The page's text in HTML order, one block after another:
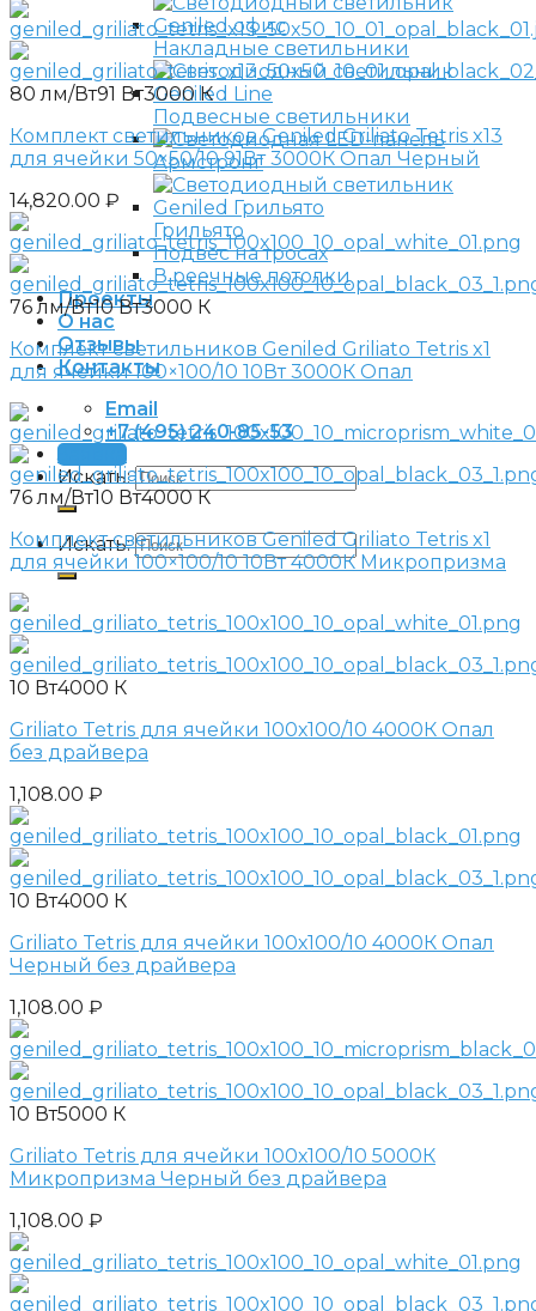
Накладные светильники
Подвесные светильники
Армстронг
Грильято
Подвес на тросах
В реечные потолки
Проекты
О нас
Отзывы
Контакты
Email
+7 (495) 240-85-53
Заявка
Искать:
Искать:
80 лм/Вт91 Вт3000 К
Комплект светильников Geniled Griliato Tetris x13
для ячейки 50×50/10 91Вт 3000К Опал Черный
14,820.00 ₽
76 лм/Вт10 Вт3000 К
Комплект светильников Geniled Griliato Tetris x1
для ячейки 100×100/10 10Вт 3000К Опал
76 лм/Вт10 Вт4000 К
Комплект светильников Geniled Griliato Tetris x1
для ячейки 100×100/10 10Вт 4000К Микропризма
10 Вт4000 К
Griliato Tetris для ячейки 100х100/10 4000К Опал
без драйвера
1,108.00 ₽
10 Вт4000 К
Griliato Tetris для ячейки 100х100/10 4000К Опал
Черный без драйвера
1,108.00 ₽
10 Вт5000 К
Griliato Tetris для ячейки 100х100/10 5000К
Микропризма Черный без драйвера
1,108.00 ₽